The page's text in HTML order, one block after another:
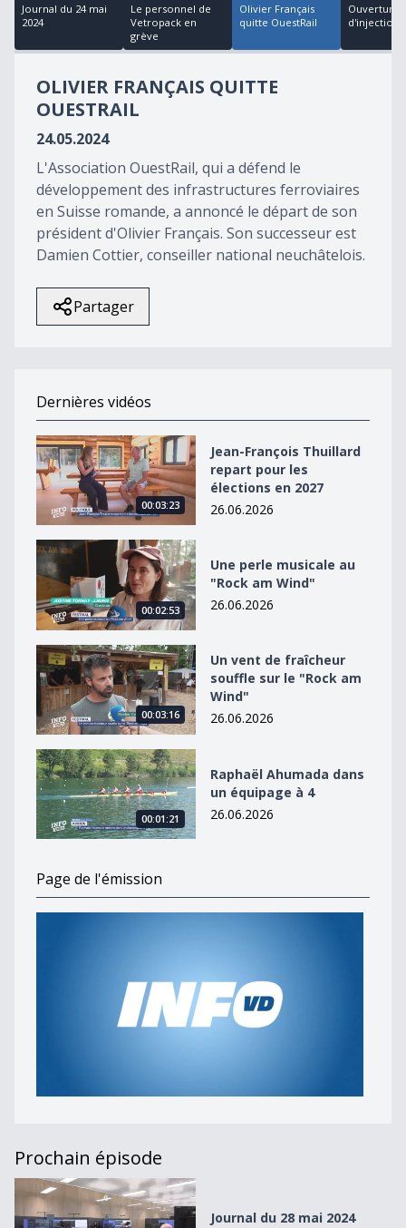
18
minutes,
seconds
Journal du 24 mai
2024
Le personnel de
Vetropack en
grève
Olivier Français
quitte OuestRail
Ouverture
d'injection
OLIVIER FRANÇAIS QUITTE
OUESTRAIL
24.05.2024
L'Association OuestRail, qui a défend le
développement des infrastructures ferroviaires
en Suisse romande, a annoncé le départ de son
président d'Olivier Français. Son successeur est
Damien Cottier, conseiller national neuchâtelois.
Partager
Dernières vidéos
Jean-François Thuillard repart pour les élections en
00:03:23
Jean-François Thuillard
repart pour les
élections en 2027
26.06.2026
Une perle musicale au &quot;Rock am Wind&quot;
00:02:53
Une perle musicale au
"Rock am Wind"
26.06.2026
Un vent de fraîcheur souffle sur le &quot;Rock am
00:03:16
Un vent de fraîcheur
souffle sur le "Rock am
Wind"
26.06.2026
Raphaël Ahumada dans un équipage à 4
00:01:21
Raphaël Ahumada dans
un équipage à 4
26.06.2026
Page de l'émission
Prochain épisode
Journal du 28 mai 2024
Journal du 28 mai 2024